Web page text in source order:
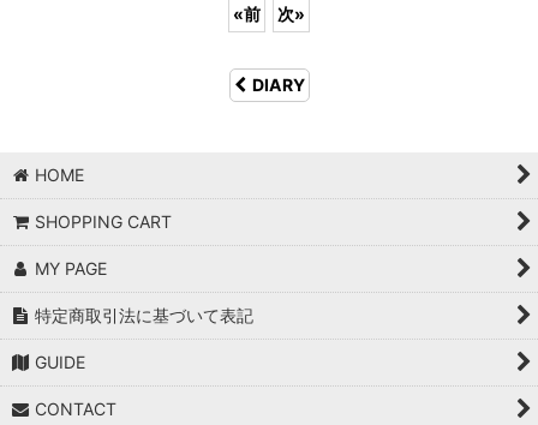
«前 次»
DIARY
HOME
SHOPPING CART
MY PAGE
特定商取引法に基づいて表記
GUIDE
CONTACT